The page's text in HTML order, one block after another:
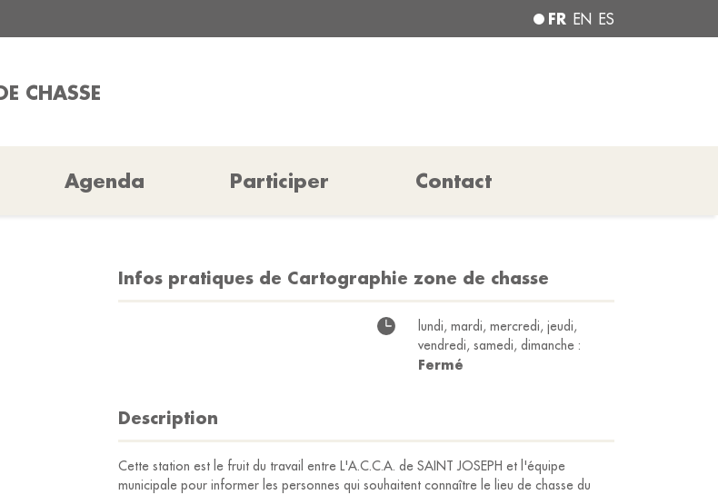
FR EN ES
CHASSE
Agenda Participer Contact
Infos pratiques de Cartographie zone de chasse
lundi, mardi, mercredi, jeudi,
vendredi, samedi, dimanche :
Fermé
Description
Cette station est le fruit du travail entre L'A.C.C.A. de SAINT JOSEPH et l'équipe
municipale pour informer les personnes qui souhaitent connaître le lieu de chasse du